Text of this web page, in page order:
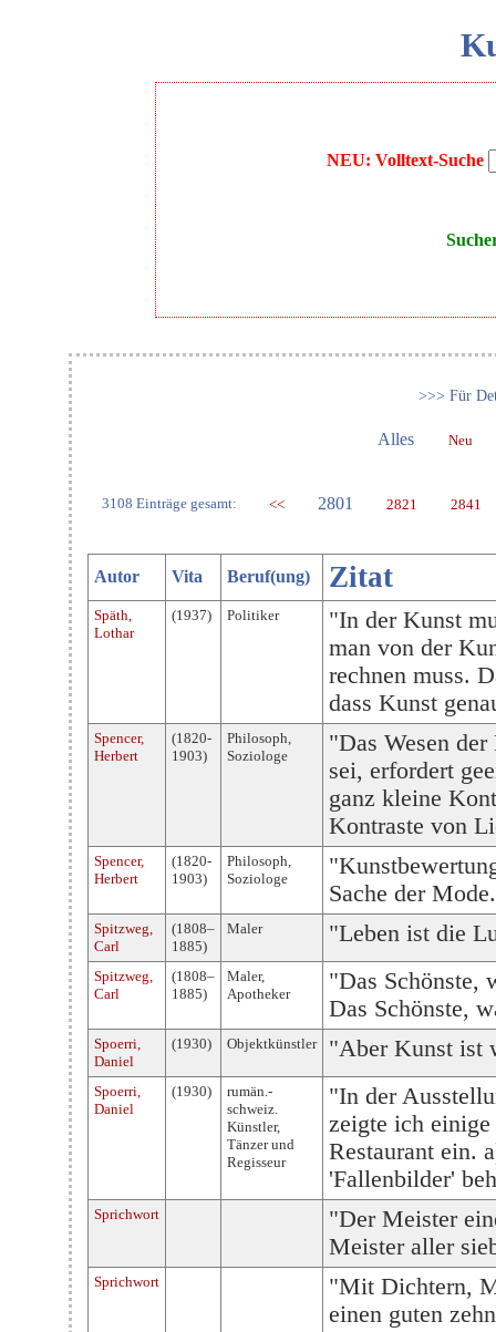
NEU: Volltext-Suche
>>> Für
Alles Neu
3108 Einträge gesamt: << 2801 2821 2841
Autor Vita Beruf(ung) Zitat
Späth,
Lothar
(1937) Politiker
"In der Kunst
man von der
rechnen muss.
dass Kunst
Spencer,
Herbert
(1820-
1903)
Philosoph,
Soziologe
"Das Wesen
sei, erfordert
ganz kleine
Kontraste von
Spencer,
Herbert
(1820-
1903)
Philosoph,
Soziologe
Sache der
Spitzweg,
Carl
(1808–
1885)
Maler "Leben ist die
Spitzweg,
Carl
(1808–
1885)
Maler,
Apotheker
"Das Schönste,
Das Schönste,
Spoerri,
Daniel
(1930) Objektkünstler "Aber Kunst ist
Spoerri,
Daniel
(1930)
rumän.-
schweiz.
Künstler,
Tänzer und
Regisseur
"In der
zeigte ich
Restaurant ein.
'Fallenbilder'
Sprichwort
"Der Meister
Meister aller
Sprichwort
"Mit Dichtern,
einen guten